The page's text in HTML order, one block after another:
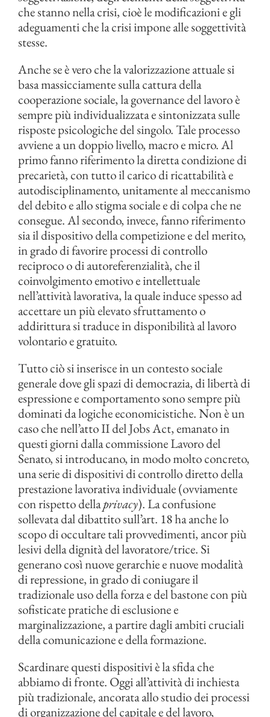
che stanno nella crisi, cioè le modificazioni e gli
adeguamenti che la crisi impone alle soggettività
stesse.
Anche se è vero che la valorizzazione attuale si
basa massicciamente sulla cattura della
cooperazione sociale, la governance del lavoro è
sempre più individualizzata e sintonizzata sulle
risposte psicologiche del singolo. Tale processo
avviene a un doppio livello, macro e micro. Al
primo fanno riferimento la diretta condizione di
precarietà, con tutto il carico di ricattabilità e
autodisciplinamento, unitamente al meccanismo
del debito e allo stigma sociale e di colpa che ne
consegue. Al secondo, invece, fanno riferimento
sia il dispositivo della competizione e del merito,
in grado di favorire processi di controllo
reciproco o di autoreferenzialità, che il
coinvolgimento emotivo e intellettuale
nell’attività lavorativa, la quale induce spesso ad
accettare un più elevato sfruttamento o
addirittura si traduce in disponibilità al lavoro
volontario e gratuito.
Tutto ciò si inserisce in un contesto sociale
generale dove gli spazi di democrazia, di libertà di
espressione e comportamento sono sempre più
dominati da logiche economicistiche. Non è un
caso che nell’atto II del Jobs Act, emanato in
questi giorni dalla commissione Lavoro del
Senato, si introducano, in modo molto concreto,
una serie di dispositivi di controllo diretto della
prestazione lavorativa individuale (ovviamente
con rispetto dellaprivacy). La confusione
sollevata dal dibattito sull’art. 18 ha anche lo
scopo di occultare tali provvedimenti, ancor più
lesivi della dignità del lavoratore/trice. Si
generano così nuove gerarchie e nuove modalità
di repressione, in grado di coniugare il
tradizionale uso della forza e del bastone con più
sofisticate pratiche di esclusione e
marginalizzazione, a partire dagli ambiti cruciali
della comunicazione e della formazione.
Scardinare questi dispositivi è la sfida che
abbiamo di fronte. Oggi all’attività di inchiesta
più tradizionale, ancorata allo studio dei processi
di organizzazione del capitale e del lavoro,